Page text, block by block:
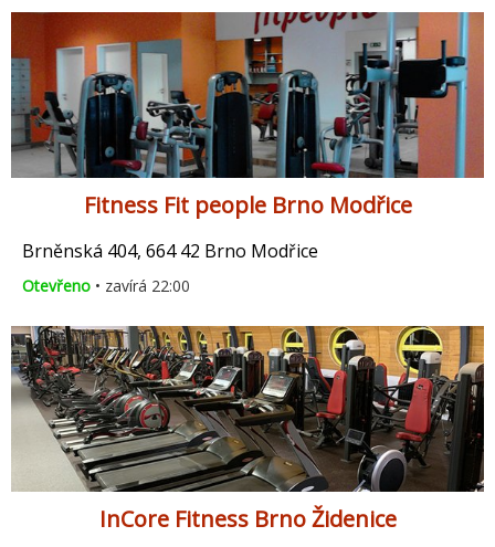
Fitness Fit people Brno Modřice
Brněnská 404, 664 42 Brno Modřice
Otevřeno • zavírá 22:00
InCore Fitness Brno Židenice